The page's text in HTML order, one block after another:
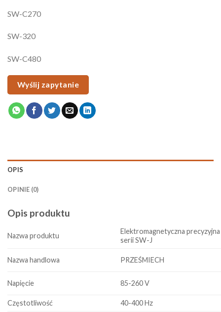
SW-C270
SW-320
SW-C480
Wyślij zapytanie
OPIS
OPINIE (0)
Opis produktu
Nazwa produktu
Elektromagnetyczna
serii SW-J
Nazwa handlowa PRZEŚMIECH
Napięcie 85-260 V
Częstotliwość 40-400 Hz